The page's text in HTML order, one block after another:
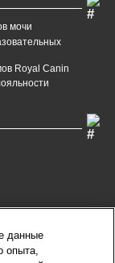
мочи
Royal Canin
137-35
для
данные
опыта,